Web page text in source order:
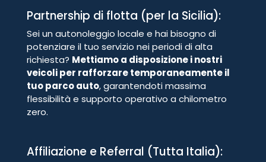
Partnership di flotta (per la Sicilia):
Sei un autonoleggio locale e hai bisogno di
potenziare il tuo servizio nei periodi di alta
richiesta? Mettiamo a disposizione i nostri
veicoli per rafforzare temporaneamente il
tuo parco auto, garantendoti massima
flessibilità e supporto operativo a chilometro
zero.
Affiliazione e Referral (Tutta Italia):